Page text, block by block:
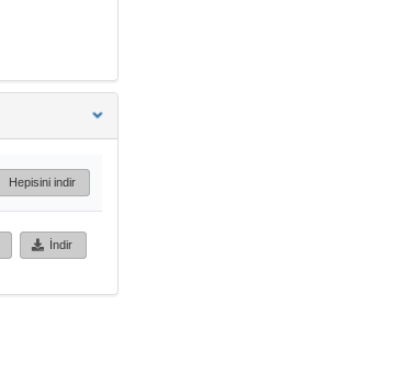
Hepisini indir
İndir